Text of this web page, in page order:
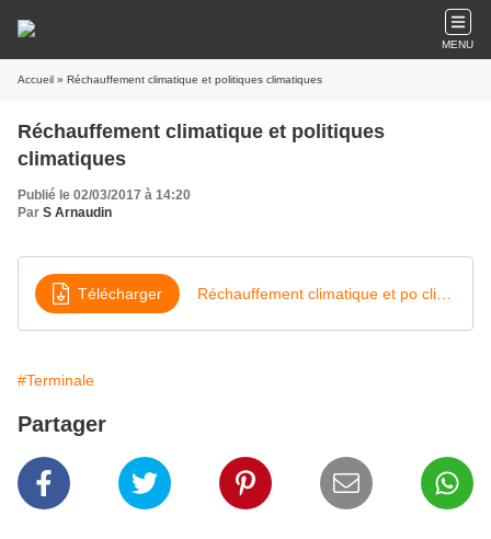
MENU
Accueil » Réchauffement climatique et politiques climatiques
Réchauffement climatique et politiques
climatiques
Publié le 02/03/2017 à 14:20
Par S Arnaudin
Télécharger
#Terminale
Partager